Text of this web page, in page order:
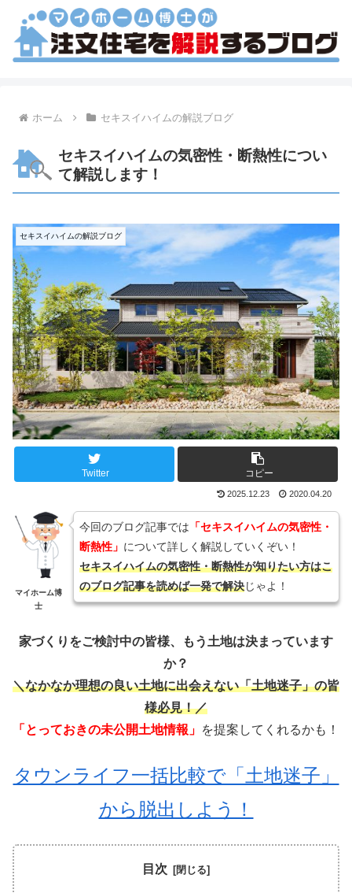
ホーム セキスイハイムの解説ブログ
セキスイハイムの気密性・断熱性につい
て解説します！
セキスイハイムの解説ブログ
Twitter コピー
2025.12.23 2020.04.20
マイホーム博
士
今回のブログ記事では 「セキスイハイムの気密性・
断熱性」 について詳しく解説していくぞい！
セキスイハイムの気密性・断熱性が知りたい方はこ
のブログ記事を読めば一発で解決じゃよ！
家づくりをご検討中の皆様、もう土地は決まっています
か？
＼なかなか理想の良い土地に出会えない「土地迷子」の皆
様必見！／
「とっておきの未公開土地情報」 を提案してくれるかも！
タウンライフ一括比較で「土地迷子」
から脱出しよう！
目次